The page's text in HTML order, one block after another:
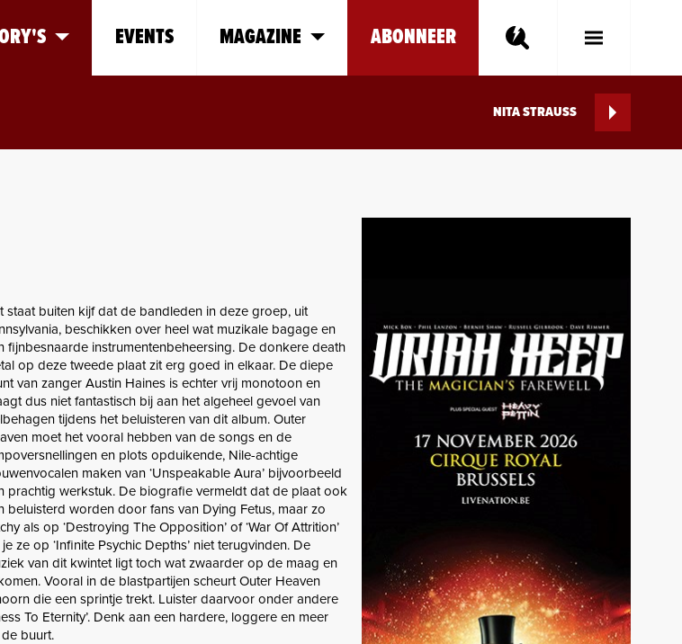
EVENTS MAGAZINE ABONNEER
Toggle
NITA STRAUSS
staat buiten kijf dat de bandleden in deze groep, uit
beschikken over heel wat muzikale bagage en
fijnbesnaarde instrumentenbeheersing. De donkere death
op deze tweede plaat zit erg goed in elkaar. De diepe
van zanger Austin Haines is echter vrij monotoon en
dus niet fantastisch bij aan het algeheel gevoel van
tijdens het beluisteren van dit album. Outer
moet het vooral hebben van de songs en de
en plots opduikende, Nile-achtige
maken van ‘Unspeakable Aura’ bijvoorbeeld
prachtig werkstuk. De biografie vermeldt dat de plaat ook
beluisterd worden door fans van Dying Fetus, maar zo
als op ‘Destroying The Opposition’ of ‘War Of Attrition’
ze op ‘Infinite Psychic Depths’ niet terugvinden. De
van dit kwintet ligt toch wat zwaarder op de maag en
Vooral in de blastpartijen scheurt Outer Heaven
die een sprintje trekt. Luister daarvoor onder andere
To Eternity’. Denk aan een hardere, loggere en meer
buurt.